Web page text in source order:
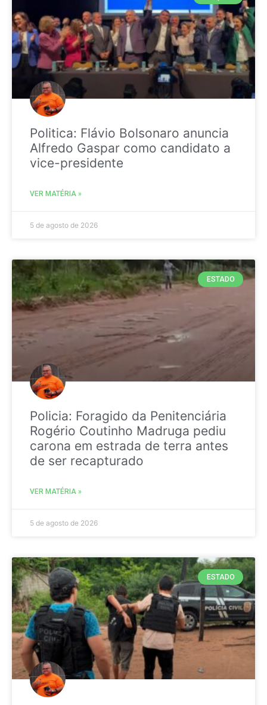
Politica: Flávio Bolsonaro anuncia
Alfredo Gaspar como candidato a
vice-presidente
VER MATÉRIA »
5 de agosto de 2026
ESTADO
Policia: Foragido da Penitenciária
Rogério Coutinho Madruga pediu
carona em estrada de terra antes
de ser recapturado
VER MATÉRIA »
5 de agosto de 2026
ESTADO